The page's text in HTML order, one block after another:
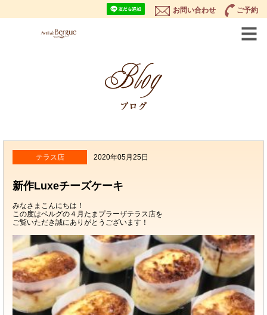
お問い合わせ ご予約
テラス店 2020年05月25日
新作Luxeチーズケーキ
みなさまこんにちは！
この度はベルグの４月たまプラーザテラス店を
ご覧いただき誠にありがとうございます！